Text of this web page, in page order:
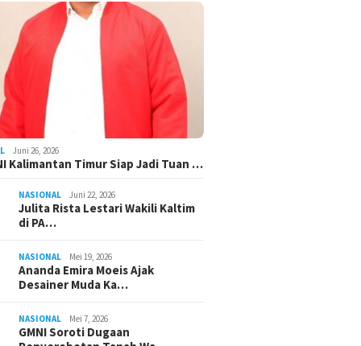
Juni 26, 2026
Kalimantan Timur Siap Jadi Tuan …
NASIONAL Juni 22, 2026
Julita Rista Lestari Wakili Kaltim
di PA…
NASIONAL Mei 19, 2026
Ananda Emira Moeis Ajak
Desainer Muda Ka…
NASIONAL Mei 7, 2026
GMNI Soroti Dugaan